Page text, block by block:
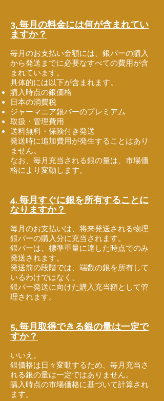
3. 毎月の料金には何が含まれてい
ますか？
毎月のお支払い金額には、銀バーの購入
から発送までに必要なすべての費用が含
まれています。
具体的には以下が含まれます。
購入時点の銀価格
日本の消費税
ジャーマニア銀バーのプレミアム
取扱・管理費用
送料無料・保険付き発送
発送時に追加費用が発生することはあり
ません。
なお、毎月充当される銀の量は、市場価
格により変動します。
4. 毎月すぐに銀を所有することに
なりますか？
毎月のお支払いは、将来発送される物理
銀バーの購入分に充当されます。
銀バーは、標準重量に達した時点でのみ
発送されます。
発送前の段階では、端数の銀を所有して
いるわけではなく、
銀バー発送に向けた購入充当額として管
理されます。
5. 毎月取得できる銀の量は一定で
すか？
いいえ。
銀価格は日々変動するため、毎月充当さ
れる銀の量は一定ではありません。
購入時点の市場価格に基づいて計算され
ます。